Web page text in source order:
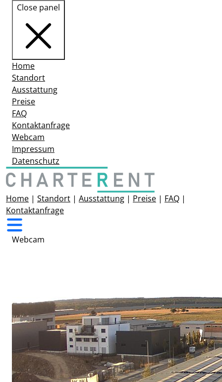
Close panel
Home
Standort
Ausstattung
Preise
FAQ
Kontaktanfrage
Webcam
Impressum
Datenschutz
Home | Standort | Ausstattung | Preise | FAQ |
Kontaktanfrage
Webcam